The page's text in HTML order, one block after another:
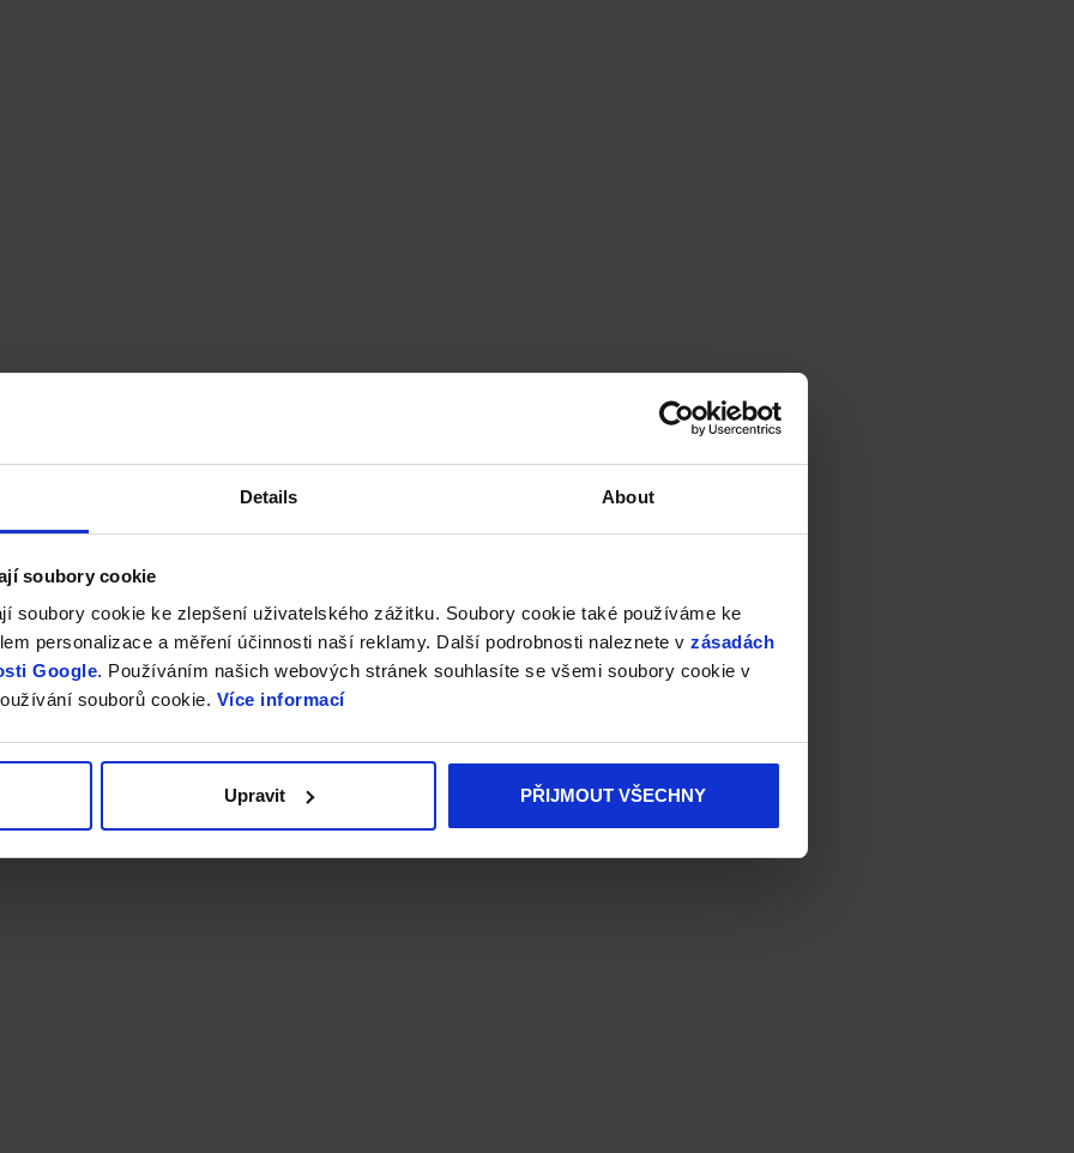
Details About
soubory cookie
soubory cookie ke zlepšení uživatelského zážitku. Soubory cookie také používáme ke
personalizace a měření účinnosti naší reklamy. Další podrobnosti naleznete v zásadách
Google. Používáním našich webových stránek souhlasíte se všemi soubory cookie v
souborů cookie. Více informací
Upravit PŘIJMOUT VŠECHNY